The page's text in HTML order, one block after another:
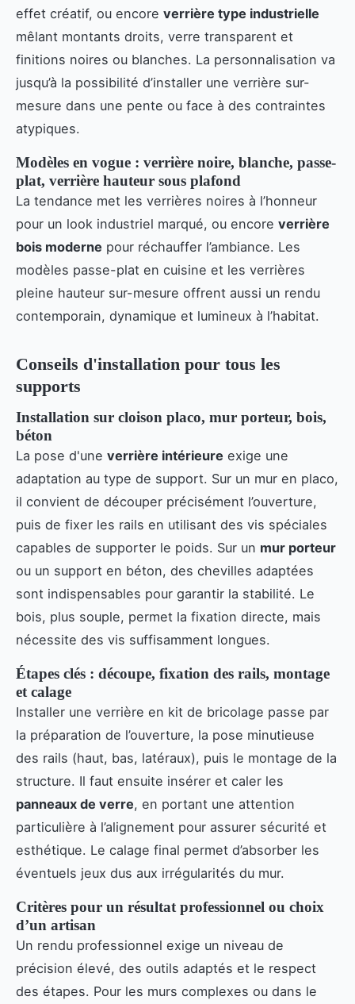
effet créatif, ou encore verrière type industrielle
mêlant montants droits, verre transparent et
finitions noires ou blanches. La personnalisation va
jusqu’à la possibilité d’installer une verrière sur-
mesure dans une pente ou face à des contraintes
atypiques.
Modèles en vogue : verrière noire, blanche, passe-
plat, verrière hauteur sous plafond
La tendance met les verrières noires à l’honneur
pour un look industriel marqué, ou encore verrière
bois moderne pour réchauffer l’ambiance. Les
modèles passe-plat en cuisine et les verrières
pleine hauteur sur-mesure offrent aussi un rendu
contemporain, dynamique et lumineux à l’habitat.
Conseils d'installation pour tous les
supports
Installation sur cloison placo, mur porteur, bois,
béton
La pose d'une verrière intérieure exige une
adaptation au type de support. Sur un mur en placo,
il convient de découper précisément l’ouverture,
puis de fixer les rails en utilisant des vis spéciales
capables de supporter le poids. Sur un mur porteur
ou un support en béton, des chevilles adaptées
sont indispensables pour garantir la stabilité. Le
bois, plus souple, permet la fixation directe, mais
nécessite des vis suffisamment longues.
Étapes clés : découpe, fixation des rails, montage
et calage
Installer une verrière en kit de bricolage passe par
la préparation de l’ouverture, la pose minutieuse
des rails (haut, bas, latéraux), puis le montage de la
structure. Il faut ensuite insérer et caler les
panneaux de verre, en portant une attention
particulière à l’alignement pour assurer sécurité et
esthétique. Le calage final permet d’absorber les
éventuels jeux dus aux irrégularités du mur.
Critères pour un résultat professionnel ou choix
d’un artisan
Un rendu professionnel exige un niveau de
précision élevé, des outils adaptés et le respect
des étapes. Pour les murs complexes ou dans le